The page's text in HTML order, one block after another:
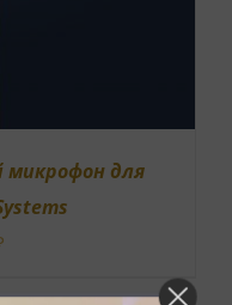
микрофон для